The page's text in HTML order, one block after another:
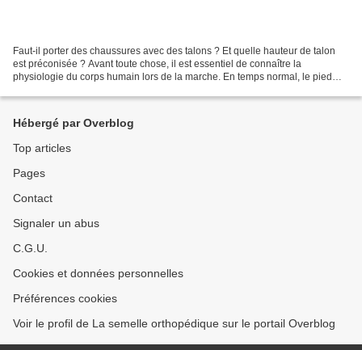
Faut-il porter des chaussures avec des talons ? Et quelle hauteur de talon
est préconisée ? Avant toute chose, il est essentiel de connaître la
physiologie du corps humain lors de la marche. En temps normal, le pied
Hébergé par Overblog
Top articles
Pages
Contact
Signaler un abus
C.G.U.
Cookies et données personnelles
Préférences cookies
Voir le profil de La semelle orthopédique sur le portail Overblog